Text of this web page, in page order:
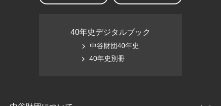
40年史デジタルブック
中谷財団40年史
40年史別冊